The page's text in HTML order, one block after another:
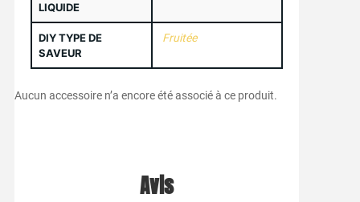
LIQUIDE
DIY TYPE DE
SAVEUR
Fruitée
Aucun accessoire n’a encore été associé à ce produit.
Avis